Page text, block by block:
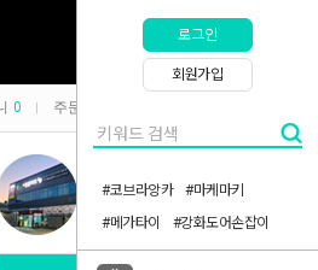
0 주문/배송
로그인
회원가입
#코브라앙카
#마케마키
#메가타이
#강화도어손잡이